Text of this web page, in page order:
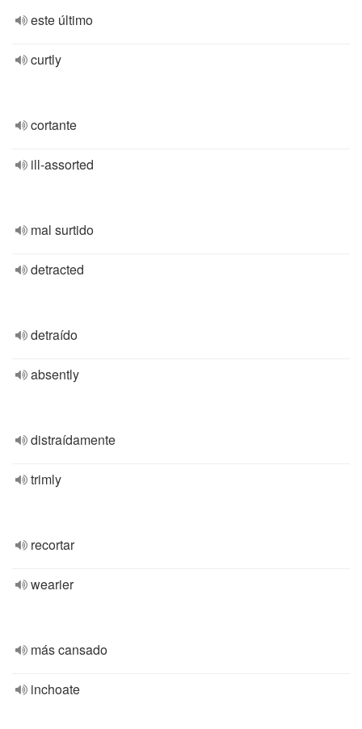
este último
curtly
cortante
ill-assorted
mal surtido
detracted
detraído
absently
distraídamente
trimly
recortar
wearier
más cansado
inchoate